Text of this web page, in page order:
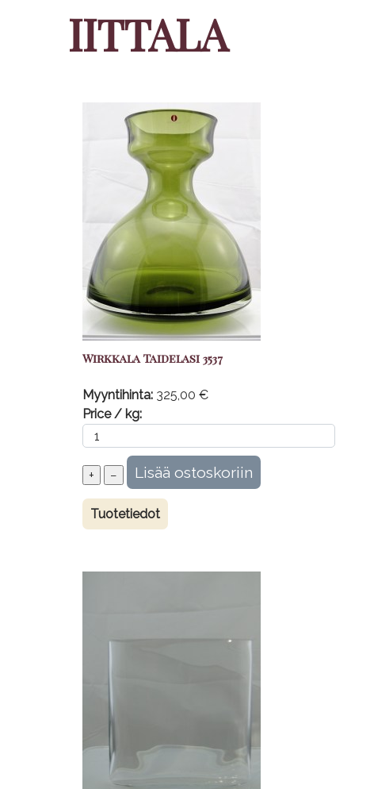
IITTALA
Wirkkala Taidelasi 3537
Myyntihinta: 325,00 €
Price / kg:
Tuotetiedot